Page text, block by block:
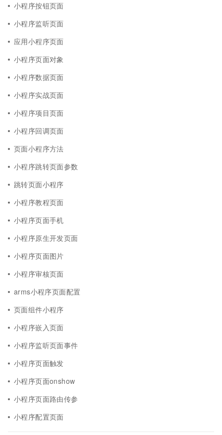
小程序按钮页面
小程序监听页面
应用小程序页面
小程序页面对象
小程序数据页面
小程序实战页面
小程序项目页面
小程序回调页面
页面小程序方法
小程序跳转页面参数
跳转页面小程序
小程序教程页面
小程序页面手机
小程序原生开发页面
小程序页面图片
小程序审核页面
arms小程序页面配置
页面组件小程序
小程序嵌入页面
小程序监听页面事件
小程序页面触发
小程序页面onshow
小程序页面路由传参
小程序配置页面